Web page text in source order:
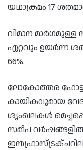
യഥാക്രമം 17
വിമാന
ഏറ്റവും ഉയർന്ന
66%.
ലോകോത്തര
കായികവുമായ
ശൃംഖലകൾ
സമീപ